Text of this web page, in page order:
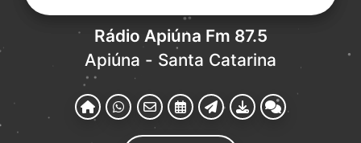
Rádio Apiúna Fm 87.5
Apiúna - Santa Catarina